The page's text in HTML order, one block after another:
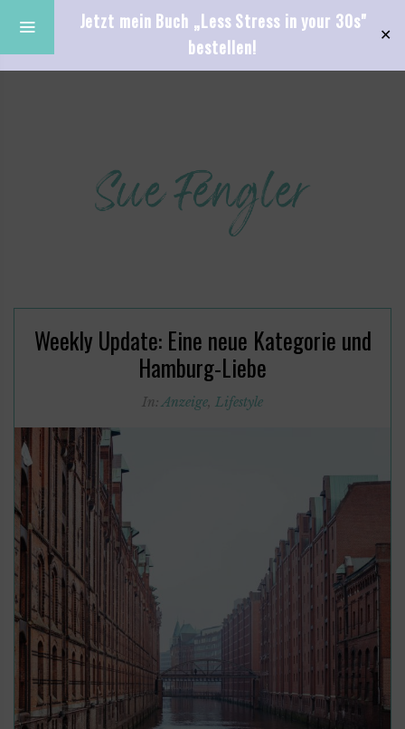
Jetzt mein Buch „Less Stress in your 30s"
bestellen!
✕
Weekly Update: Eine neue Kategorie und
Hamburg-Liebe
In:Anzeige, Lifestyle